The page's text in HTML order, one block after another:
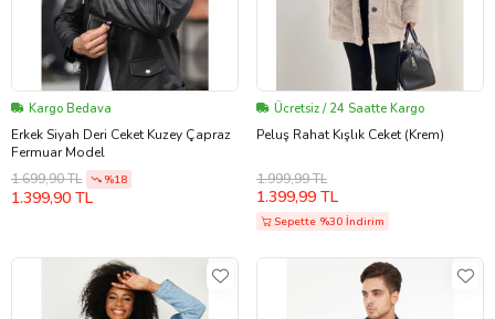
Kargo Bedava
Erkek Siyah Deri Ceket Kuzey Çapraz
Fermuar Model
1.699,90 TL
%18
1.399,90 TL
Ücretsiz / 24 Saatte Kargo
Peluş Rahat Kışlık Ceket (Krem)
1.999,99 TL
1.399,99 TL
Sepette %30 İndirim